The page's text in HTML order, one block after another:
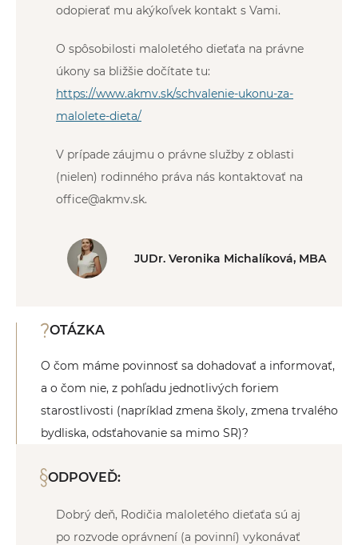
odopierať mu akýkoľvek kontakt s Vami.
O spôsobilosti maloletého dieťaťa na právne
úkony sa bližšie dočítate tu:
https://www.akmv.sk/schvalenie-ukonu-za-
malolete-dieta/
V prípade záujmu o právne služby z oblasti
(nielen) rodinného práva nás kontaktovať na
office@akmv.sk.
JUDr. Veronika Michalíková, MBA
OTÁZKA
O čom máme povinnosť sa dohadovať a informovať,
a o čom nie, z pohľadu jednotlivých foriem
starostlivosti (napríklad zmena školy, zmena trvalého
bydliska, odsťahovanie sa mimo SR)?
ODPOVEĎ:
Dobrý deň, Rodičia maloletého dieťaťa sú aj
po rozvode oprávnení (a povinní) vykonávať